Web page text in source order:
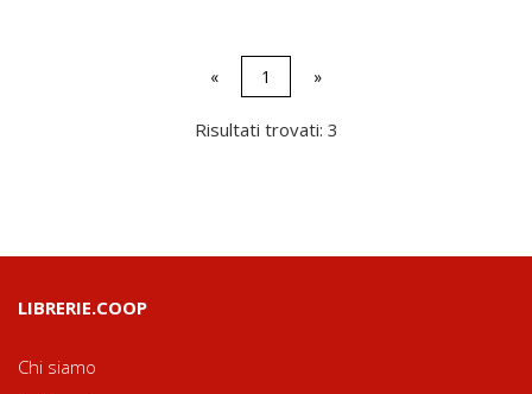
« 1 »
Risultati trovati: 3
LIBRERIE.COOP
Chi siamo